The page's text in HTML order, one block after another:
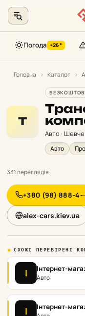
Погода +26°
Головна › Каталог ›
Т
Авто ·
Авто
331 переглядів
+380 (98) 888-4-
alex-cars.kiev.ua
СХОЖІ ПЕРЕВІРЕНІ
І Інтернет-
Авто
І Інтернет-